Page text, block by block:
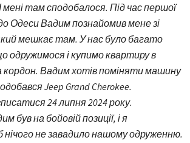
мені там сподобалося. Під час першої
до Одеси Вадим познайомив мене зі
мешкає там. У нас було багато
одружимося і купимо квартиру в
кордон. Вадим хотів поміняти машину
Jeep Grand Cherokee.
24 липня 2024 року.
був на бойовій позиції, і я
не завадило нашому одруженню.